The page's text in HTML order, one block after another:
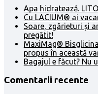
Apa hidratează.
Cu LACIUM® ai
Soare, zgârieturi și
pregătit!
MaxiMag®
propus în această
Bagajul e făcut? Nu
Comentarii recente